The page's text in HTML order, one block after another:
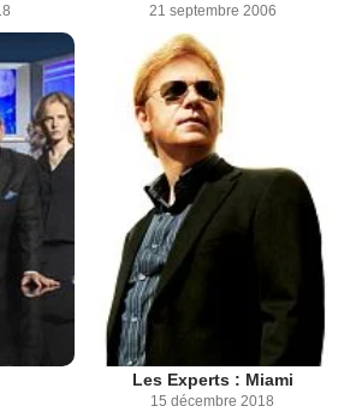
21 septembre 2006
Les Experts : Miami
15 décembre 2018